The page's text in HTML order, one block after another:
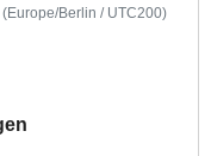
(Europe/Berlin / UTC200)